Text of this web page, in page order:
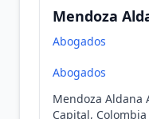
Mendoza
Abogados
Abogados
Mendoza Aldana
Capital, Colombia